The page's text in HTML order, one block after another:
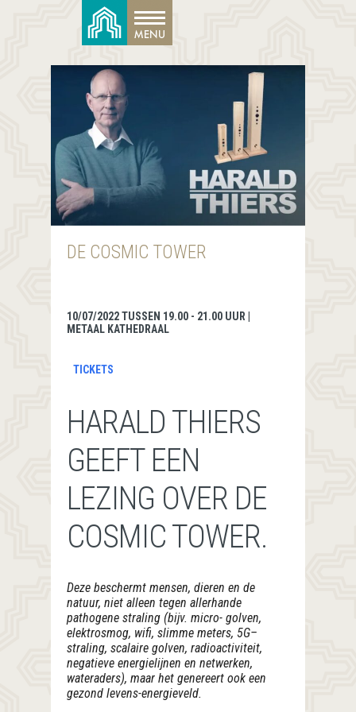
DE COSMIC TOWER
10/07/2022 TUSSEN 19.00 - 21.00 UUR |
METAAL KATHEDRAAL
TICKETS
HARALD THIERS
GEEFT EEN
LEZING OVER DE
COSMIC TOWER.
Deze beschermt mensen, dieren en de
natuur, niet alleen tegen allerhande
pathogene straling (bijv. micro- golven,
elektrosmog, wifi, slimme meters, 5G–
straling, scalaire golven, radioactiviteit,
negatieve energielijnen en netwerken,
wateraders), maar het genereert ook een
gezond levens-energieveld.